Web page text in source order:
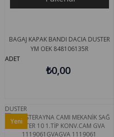
BAGAJ KAPAK BANDI DACIA DUSTER
YM OEK 848106135R
ADET
₺0,00
DUSTER
Yeni